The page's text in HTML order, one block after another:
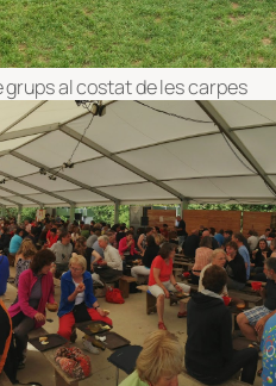
grups al costat de les carpes